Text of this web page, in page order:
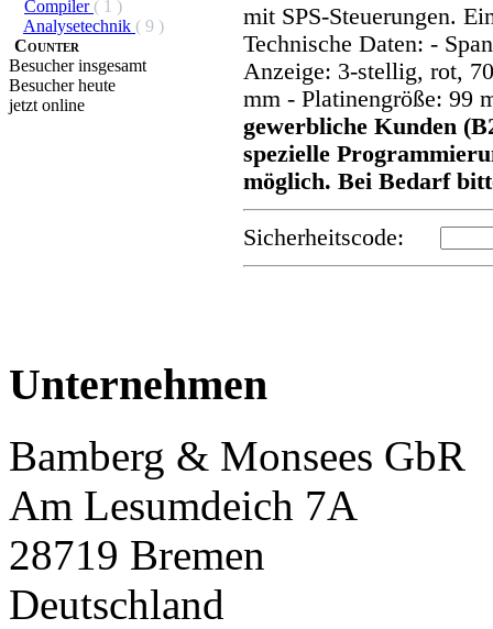
Compiler ( 1 )
Analysetechnik ( 9 )
Counter
Besucher insgesamt
Besucher heute
jetzt online
mit SPS-Steuerungen.
Technische Daten: -
Anzeige: 3-stellig, rot,
mm - Platinengröße: 99
gewerbliche Kunden
spezielle
möglich. Bei Bedarf
Sicherheitscode:
Unternehmen
Bamberg & Monsees GbR
Am Lesumdeich 7A
28719 Bremen
Deutschland